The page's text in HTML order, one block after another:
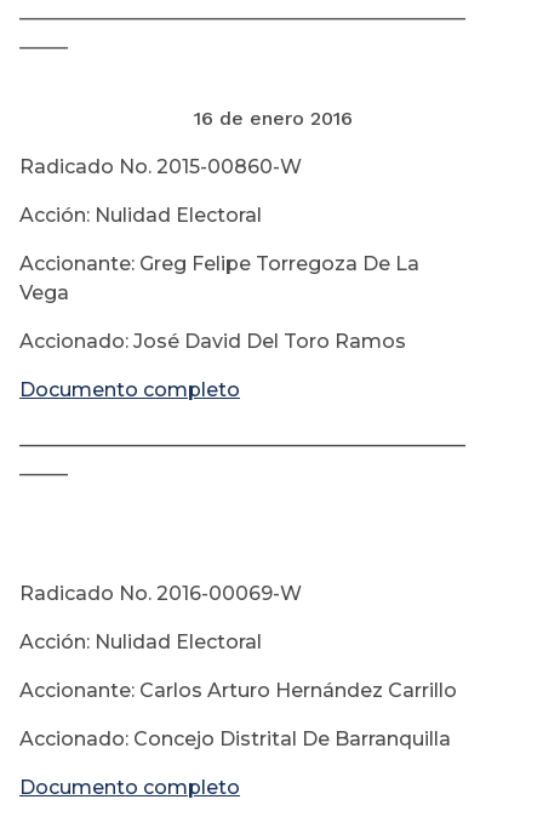
16 de enero 2016
Radicado No. 2015-00860-W
Acción: Nulidad Electoral
Accionante: Greg Felipe Torregoza De La
Vega
Accionado: José David Del Toro Ramos
Documento completo
Radicado No. 2016-00069-W
Acción: Nulidad Electoral
Accionante: Carlos Arturo Hernández Carrillo
Accionado: Concejo Distrital De Barranquilla
Documento completo